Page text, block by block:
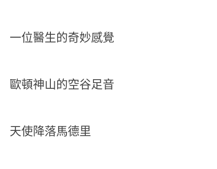
一位醫生的奇妙感覺
歐頓神山的空谷足音
天使降落馬德里